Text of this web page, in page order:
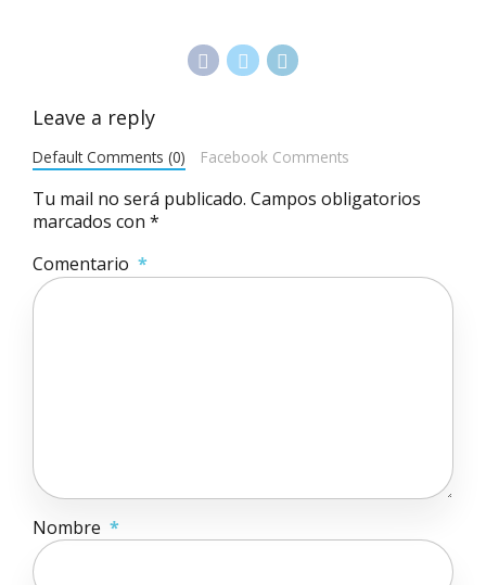
Leave a reply
Default Comments (0) Facebook Comments
Tu mail no será publicado. Campos obligatorios
marcados con *
Comentario *
Nombre *